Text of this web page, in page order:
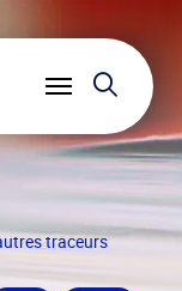
Ouvrir
traceurs